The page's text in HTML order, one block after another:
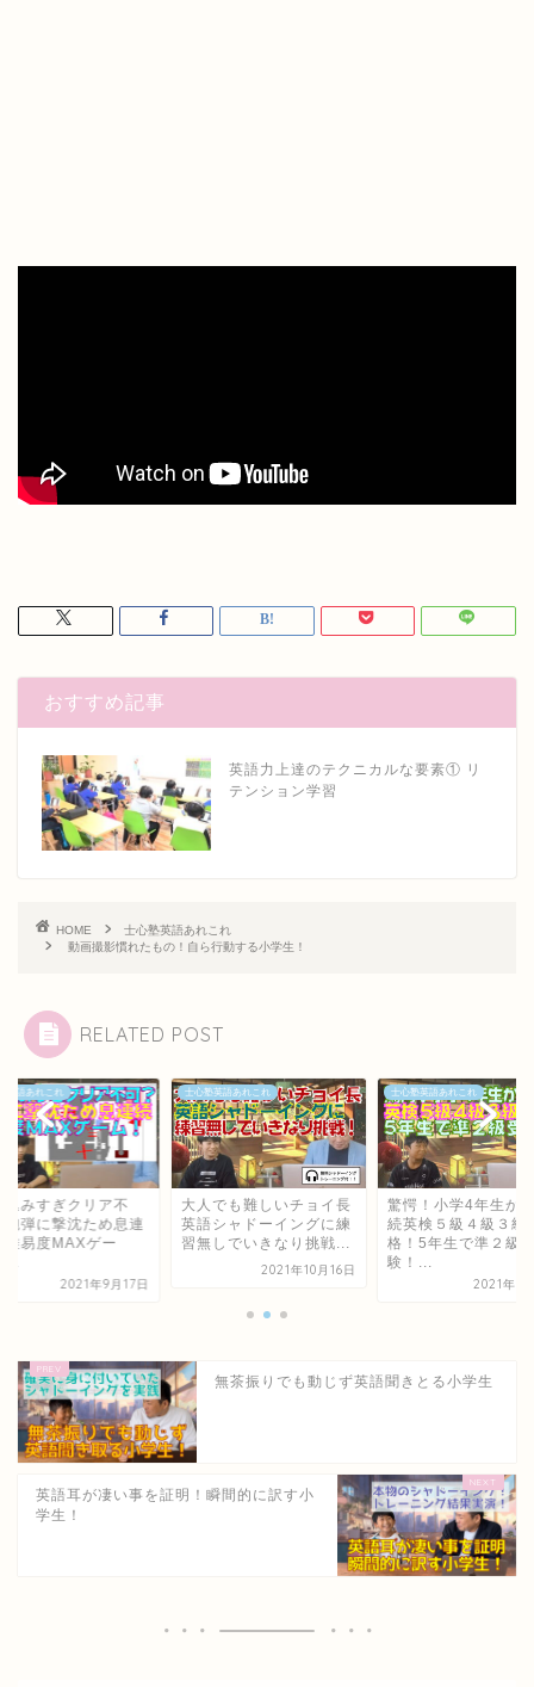
おすすめ記事
英語力上達のテクニカルな要素① リ
テンション学習
HOME
士心塾英語あれこれ
動画撮影慣れたもの！自ら行動する小学生！
RELATED POST
英語あれこれ
込みすぎクリア不
砲弾に撃沈ため息連
難易度MAXゲー
2021年9月17日
士心塾英語あれこれ
大人でも難しいチョイ長
英語シャドーイングに練
習無しでいきなり挑戦...
2021年10月16日
士心塾英語あれこれ
驚愕！小学4年生か
続英検５級４級３級
格！5年生で準２級
験！...
2021年9
無茶振りでも動じず英語聞きとる小学生
英語耳が凄い事を証明！瞬間的に訳す小
学生！